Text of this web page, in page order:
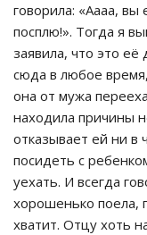
говорила: «Аааа, вы
посплю!». Тогда я
заявила, что это
сюда в любое
она от мужа
находила причины
отказывает ей ни в
посидеть с
уехать. И всегда
хорошенько поела,
хватит. Отцу хоть